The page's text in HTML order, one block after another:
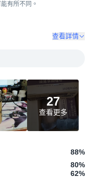
有所不同。
查看詳情
27
查看更多
88%
80%
62%